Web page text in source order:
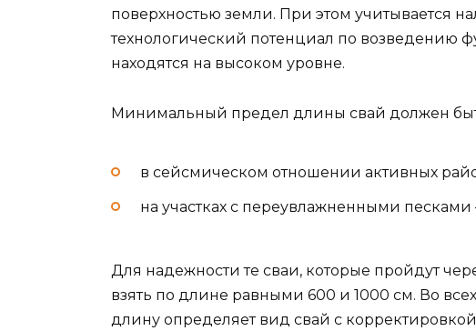
поверхностью земли. При этом учитывается
технологический потенциал по возведению
находятся на высоком уровне.
Минимальный предел длины свай должен
в сейсмическом отношении активных
на участках с переувлажненными песками
Для надежности те сваи, которые пройдут
взять по длине равными 600 и 1000 см. Во
длину определяет вид свай с